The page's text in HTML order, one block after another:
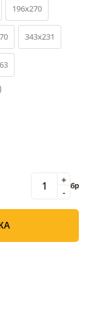
196x270
343x231
-
+ бр